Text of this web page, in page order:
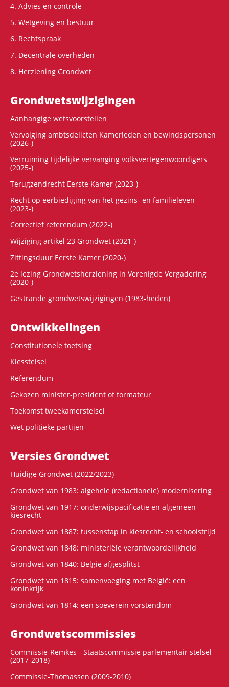
4. Advies en controle
5. Wetgeving en bestuur
6. Rechtspraak
7. Decentrale overheden
8. Herziening Grondwet
Grondwets­wijzigingen
Aanhangige wetsvoorstellen
Vervolging ambtsdelicten Kamerleden en bewindspersonen
(2026-)
Verruiming tijdelijke vervanging volksvertegenwoordigers
(2025-)
Terugzendrecht Eerste Kamer (2023-)
Recht op eerbiediging van het gezins- en familieleven
(2023-)
Correctief referendum (2022-)
Wijziging artikel 23 Grondwet (2021-)
Zittingsduur Eerste Kamer (2020-)
2e lezing Grondwetsherziening in Verenigde Vergadering
(2020-)
Gestrande grondwetswijzigingen (1983-heden)
Ontwikke­lingen
Constitutionele toetsing
Kiesstelsel
Referendum
Gekozen minister-president of formateur
Toekomst tweekamerstelsel
Wet politieke partijen
Versies Grondwet
Huidige Grondwet (2022/2023)
Grondwet van 1983: algehele (redactionele) modernisering
Grondwet van 1917: onderwijspacificatie en algemeen
kiesrecht
Grondwet van 1887: tussenstap in kiesrecht- en schoolstrijd
Grondwet van 1848: ministeriële verantwoordelijkheid
Grondwet van 1840: België afgesplitst
Grondwet van 1815: samenvoeging met België: een
koninkrijk
Grondwet van 1814: een soeverein vorstendom
Grondwets­commissies
Commissie-Remkes - Staatscommissie parlementair stelsel
(2017-2018)
Commissie-Thomassen (2009-2010)